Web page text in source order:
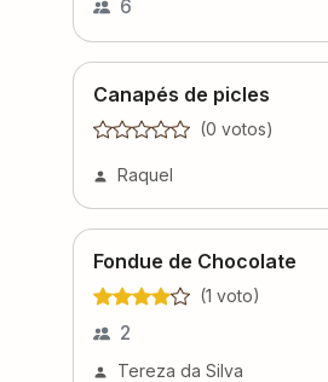
6
Canapés de picles
(0 votos)
Raquel
Fondue de Chocolate
(1 voto)
2
Tereza da Silva